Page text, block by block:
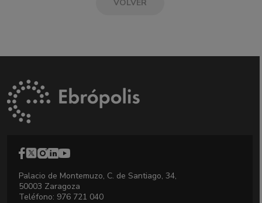
VOLVER
Palacio de Montemuzo, C. de Santiago, 34,
50003 Zaragoza
Teléfono: 976 721 040